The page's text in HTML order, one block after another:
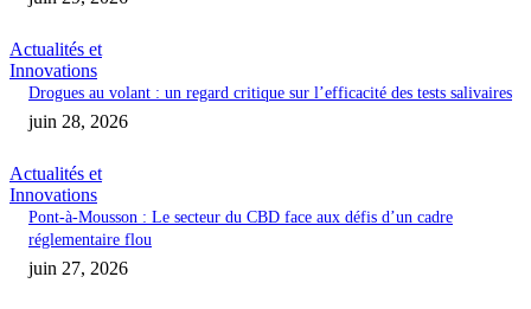
Actualités et
Innovations
Drogues au volant : un regard critique sur l’efficacité des tests salivaires
juin 28, 2026
Actualités et
Innovations
Pont-à-Mousson : Le secteur du CBD face aux défis d’un cadre
réglementaire flou
juin 27, 2026